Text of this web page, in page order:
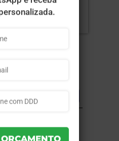
Compartilhar
Branca - 4x0 -